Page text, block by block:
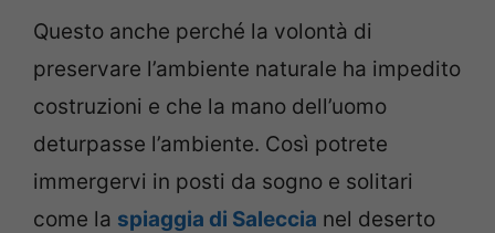
Questo anche perché la volontà di
preservare l’ambiente naturale ha impedito
costruzioni e che la mano dell’uomo
deturpasse l’ambiente. Così potrete
immergervi in posti da sogno e solitari
come la spiaggia di Saleccia nel deserto